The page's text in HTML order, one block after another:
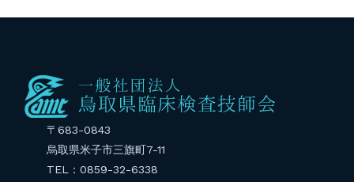
〒683-0843
烏取県米子市三旗町7-11
TEL：0859-32-6338